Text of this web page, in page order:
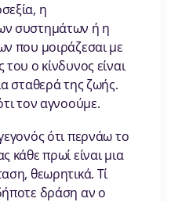
η
συστημάτων ή η
που μοιράζεσαι με
ο κίνδυνος είναι
σταθερά της ζωής.
τον αγνοούμε.
ότι περνάω το
κάθε πρωί είναι μια
θεωρητικά. Τί
δράση αν ο